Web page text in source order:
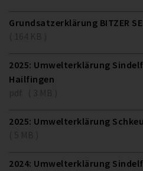
Grundsatzerklärung BITZER
2025: Umwelterklärung
Hailfingen
2025: Umwelterklärung
2024: Umwelterklärung